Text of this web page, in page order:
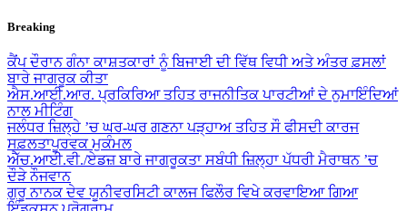
Skip
content
Breaking
ਕੈਂਪ ਦੌਰਾਨ ਗੰਨਾ ਕਾਸ਼ਤਕਾਰਾਂ ਨੂੰ ਬਿਜਾਈ ਦੀ ਵਿੱਥ ਵਿਧੀ ਅਤੇ ਅੰਤਰ ਫ਼ਸਲਾਂ
ਬਾਰੇ ਜਾਗਰੂਕ ਕੀਤਾ
ਐਸ.ਆਈ.ਆਰ. ਪ੍ਰਕਿਰਿਆ ਤਹਿਤ ਰਾਜਨੀਤਿਕ ਪਾਰਟੀਆਂ ਦੇ ਨੁਮਾਇੰਦਿਆਂ
ਨਾਲ ਮੀਟਿੰਗ
ਜਲੰਧਰ ਜ਼ਿਲ੍ਹੇ ’ਚ ਘਰ-ਘਰ ਗਣਨਾ ਪੜ੍ਹਾਅ ਤਹਿਤ ਸੌ ਫੀਸਦੀ ਕਾਰਜ
ਸਫ਼ਲਤਾਪੂਰਵਕ ਮੁਕੰਮਲ
ਐੱਚ.ਆਈ.ਵੀ./ਏਡਜ਼ ਬਾਰੇ ਜਾਗਰੂਕਤਾ ਸਬੰਧੀ ਜ਼ਿਲ੍ਹਾ ਪੱਧਰੀ ਮੈਰਾਥਨ ’ਚ
ਦੌੜੇ ਨੌਜਵਾਨ
ਗੁਰੂ ਨਾਨਕ ਦੇਵ ਯੂਨੀਵਰਸਿਟੀ ਕਾਲਜ ਫਿਲੌਰ ਵਿਖੇ ਕਰਵਾਇਆ ਗਿਆ